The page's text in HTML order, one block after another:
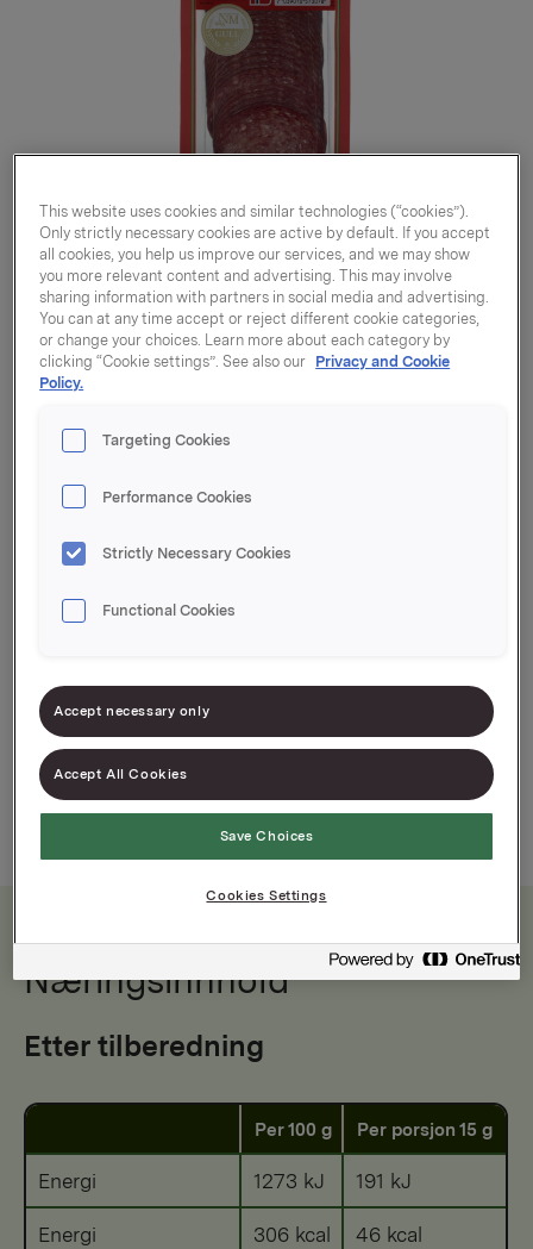
Vossafår 140g
Varenummer: 07039010573078
Vossafår er Noregs mest etne fårepølse.
Matkultur frå Voss
140g 91g 91 g
Næringsinnhold
Etter tilberedning
Per 100 g Per porsjon 15 g
Energi 1273 kJ 191 kJ
Energi 306 kcal 46 kcal
This website uses cookies and similar technologies (“cookies”).
Only strictly necessary cookies are active by default. If you accept
all cookies, you help us improve our services, and we may show
you more relevant content and advertising. This may involve
sharing information with partners in social media and advertising.
You can at any time accept or reject different cookie categories,
or change your choices. Learn more about each category by
clicking “Cookie settings”. See also our Privacy and Cookie
Policy.
Targeting Cookies
Performance Cookies
Strictly Necessary Cookies
Functional Cookies
Accept necessary only
Accept All Cookies
Save Choices
Cookies Settings